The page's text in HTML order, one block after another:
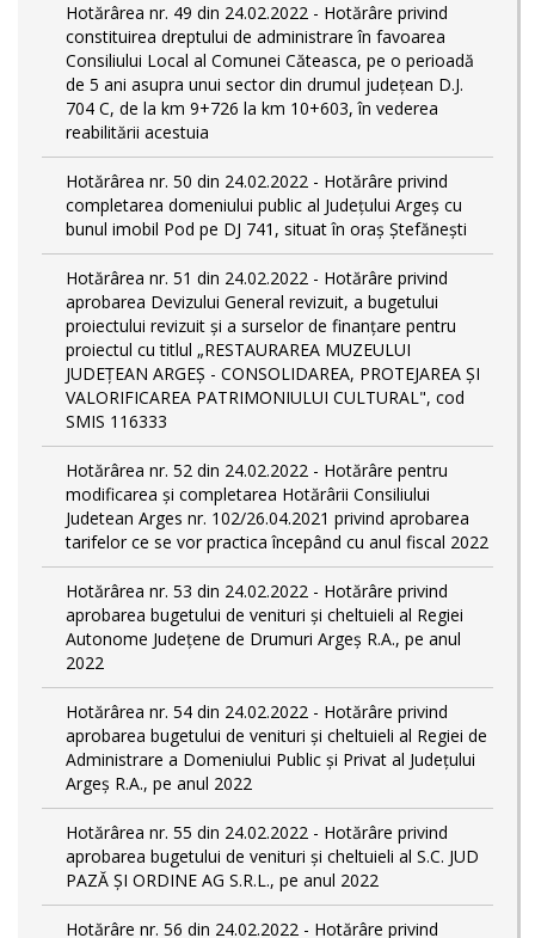
Hotărârea nr. 49 din 24.02.2022 - Hotărâre privind
constituirea dreptului de administrare în favoarea
Consiliului Local al Comunei Căteasca, pe o perioadă
de 5 ani asupra unui sector din drumul județean D.J.
704 C, de la km 9+726 la km 10+603, în vederea
reabilitării acestuia
Hotărârea nr. 50 din 24.02.2022 - Hotărâre privind
completarea domeniului public al Judeţului Argeş cu
bunul imobil Pod pe DJ 741, situat în oraș Ștefănești
Hotărârea nr. 51 din 24.02.2022 - Hotărâre privind
aprobarea Devizului General revizuit, a bugetului
proiectului revizuit și a surselor de finanțare pentru
proiectul cu titlul „RESTAURAREA MUZEULUI
JUDEȚEAN ARGEȘ - CONSOLIDAREA, PROTEJAREA ȘI
VALORIFICAREA PATRIMONIULUI CULTURAL", cod
SMIS 116333
Hotărârea nr. 52 din 24.02.2022 - Hotărâre pentru
modificarea și completarea Hotărârii Consiliului
Judetean Arges nr. 102/26.04.2021 privind aprobarea
tarifelor ce se vor practica începând cu anul fiscal 2022
Hotărârea nr. 53 din 24.02.2022 - Hotărâre privind
aprobarea bugetului de venituri și cheltuieli al Regiei
Autonome Județene de Drumuri Argeș R.A., pe anul
2022
Hotărârea nr. 54 din 24.02.2022 - Hotărâre privind
aprobarea bugetului de venituri și cheltuieli al Regiei de
Administrare a Domeniului Public și Privat al Județului
Argeș R.A., pe anul 2022
Hotărârea nr. 55 din 24.02.2022 - Hotărâre privind
aprobarea bugetului de venituri și cheltuieli al S.C. JUD
PAZĂ ȘI ORDINE AG S.R.L., pe anul 2022
Hotărâre nr. 56 din 24.02.2022 - Hotărâre privind